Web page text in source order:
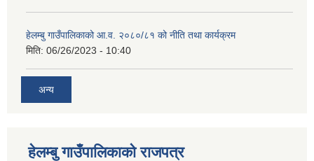
हेलम्बु गाउँपालिकाको आ.व. २०८०/८१ को नीति तथा कार्यक्रम
मिति: 06/26/2023 - 10:40
अन्य
हेलम्बु गाउँपालिकाको राजपत्र